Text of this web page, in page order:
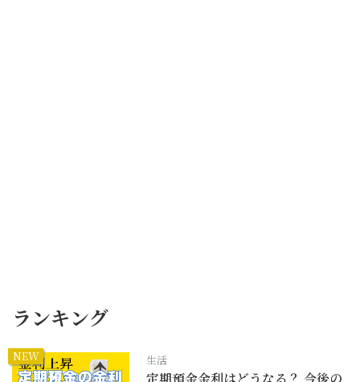
ランキング
NEW 生活